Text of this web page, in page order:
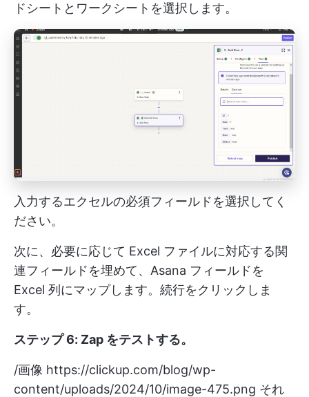
ドシートとワークシートを選択します。
入力するエクセルの必須フィールドを選択してく
ださい。
次に、必要に応じて Excel ファイルに対応する関
連フィールドを埋めて、Asana フィールドを
Excel 列にマップします。続行をクリックしま
す。
ステップ 6: Zap をテストする。
/画像 https://clickup.com/blog/wp-
content/uploads/2024/10/image-475.png それ